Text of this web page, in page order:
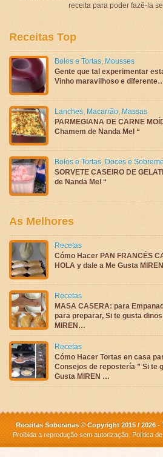
receita para poder fazê-la
Receitas Top
Bolos e Tortas, Mousses
Gente que tal experimentar
Vinho maravilhoso e
Lanches, Macarrão, Massas
PARMEGIANA DE CARNE
Chamem de Nanda Mel “
Bolos e Tortas, Doces e
SORVETE CASEIRO DE
de Nanda Mel “
As Melhores
Recetas
Cómo Hacer PAN FRANCÉS
HOLA y dale a Me Gusta
Recetas
MASA CASERA: para
para preparar, Si te gusta
MIREN…
Recetas
Cómo Hacer Tortas en casa
Consejos de repostería ” Si te
Gusta MIREN …
Receitas Soberanas © Copyright 2015 / 2026
Proibida a reprodução sem autorização. Política